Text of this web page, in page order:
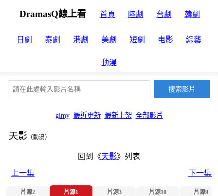
DramasQ線上看 首頁 陸劇 台劇 韓劇
日劇 泰劇 港劇 美劇 短劇 电影 綜藝
動漫
gimy 最近更新 最新上架 全部影片
天影 （動漫）
回到《天影》列表
上一集
下一集
片源2
片源1
片源3
片源10
片源9